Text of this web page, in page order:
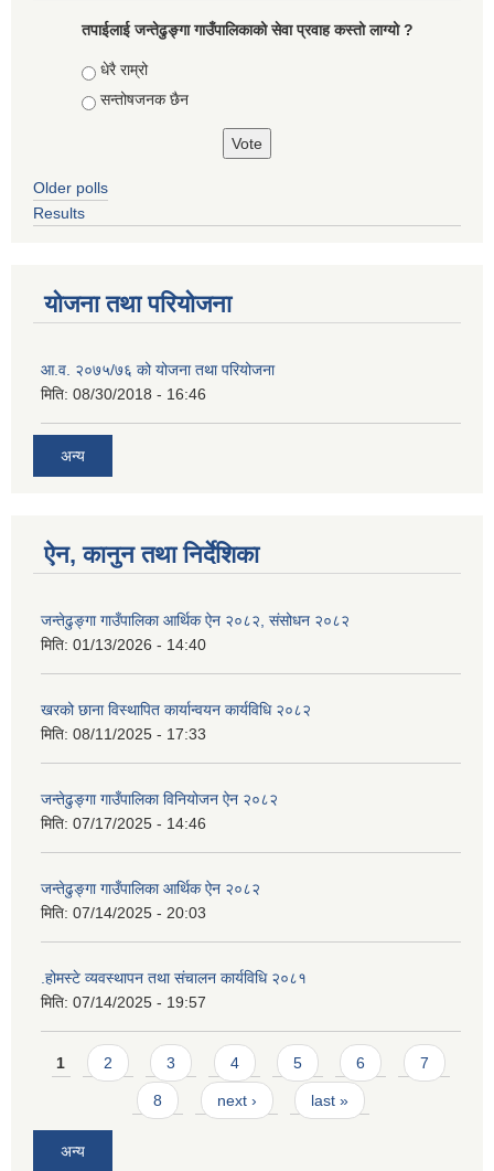
तपाईलाई जन्तेढुङ्गा गाउँपालिकाको सेवा प्रवाह कस्तो लाग्यो ?
Choices
धेरै राम्रो
सन्तोषजनक छैन
Older polls
Results
योजना तथा परियोजना
आ.व. २०७५/७६ को योजना तथा परियोजना
मिति: 08/30/2018 - 16:46
अन्य
ऐन, कानुन तथा निर्देशिका
जन्तेढुङ्गा गाउँपालिका आर्थिक ऐन २०८२, संसोधन २०८२
मिति: 01/13/2026 - 14:40
खरको छाना विस्थापित कार्यान्वयन कार्यविधि २०८२
मिति: 08/11/2025 - 17:33
जन्तेढुङ्गा गाउँपालिका विनियोजन ऐन २०८२
मिति: 07/17/2025 - 14:46
जन्तेढुङ्गा गाउँपालिका आर्थिक ऐन २०८२
मिति: 07/14/2025 - 20:03
.होमस्टे व्यवस्थापन तथा संचालन कार्यविधि २०८१
मिति: 07/14/2025 - 19:57
Pages
1 2 3 4 5 6 7
8 next › last »
अन्य